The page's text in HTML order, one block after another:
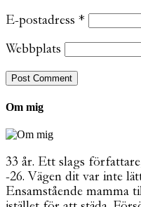
E-postadress *
Webbplats
Om mig
33 år. Ett slags
-26. Vägen dit var inte
Ensamstående mamma